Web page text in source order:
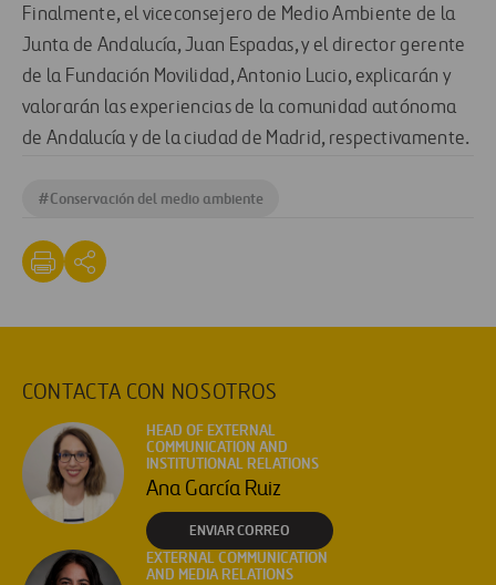
Finalmente, el viceconsejero de Medio Ambiente de la
Junta de Andalucía, Juan Espadas, y el director gerente
de la Fundación Movilidad, Antonio Lucio, explicarán y
valorarán las experiencias de la comunidad autónoma
de Andalucía y de la ciudad de Madrid, respectivamente.
#Conservación del medio ambiente
CONTACTA CON NOSOTROS
HEAD OF EXTERNAL
COMMUNICATION AND
INSTITUTIONAL RELATIONS
Ana García Ruiz
ENVIAR CORREO
EXTERNAL COMMUNICATION
AND MEDIA RELATIONS